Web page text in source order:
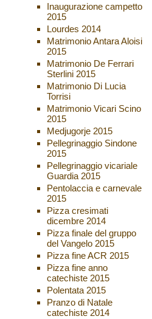
Inaugurazione campetto
2015
Lourdes 2014
Matrimonio Antara Aloisi
2015
Matrimonio De Ferrari
Sterlini 2015
Matrimonio Di Lucia
Torrisi
Matrimonio Vicari Scino
2015
Medjugorje 2015
Pellegrinaggio Sindone
2015
Pellegrinaggio vicariale
Guardia 2015
Pentolaccia e carnevale
2015
Pizza cresimati
dicembre 2014
Pizza finale del gruppo
del Vangelo 2015
Pizza fine ACR 2015
Pizza fine anno
catechiste 2015
Polentata 2015
Pranzo di Natale
catechiste 2014